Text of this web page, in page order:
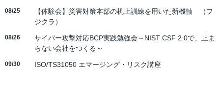
08/25
【体験会】災害対策本部の机上訓練を用いた新機軸 （フ
ジクラ）
08/26
サイバー攻撃対応BCP実践勉強会～NIST CSF 2.0で、止ま
らない会社をつくる～
09/30 ISO/TS31050 エマージング・リスク講座